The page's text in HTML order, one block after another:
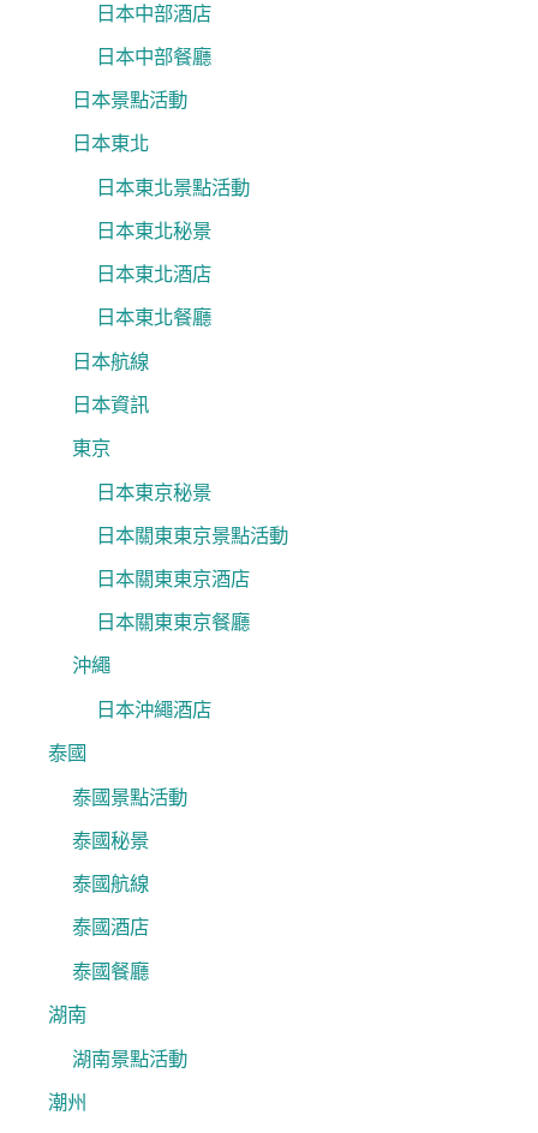
日本中部酒店
日本中部餐廳
日本景點活動
日本東北
日本東北景點活動
日本東北秘景
日本東北酒店
日本東北餐廳
日本航線
日本資訊
東京
日本東京秘景
日本關東東京景點活動
日本關東東京酒店
日本關東東京餐廳
沖繩
日本沖繩酒店
泰國
泰國景點活動
泰國秘景
泰國航線
泰國酒店
泰國餐廳
湖南
湖南景點活動
潮州